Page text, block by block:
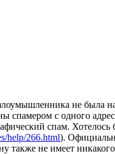
не была
с одного
спам.
help/266.html).
также не имеет